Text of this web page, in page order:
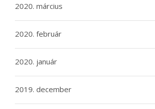
2020. március
2020. február
2020. január
2019. december